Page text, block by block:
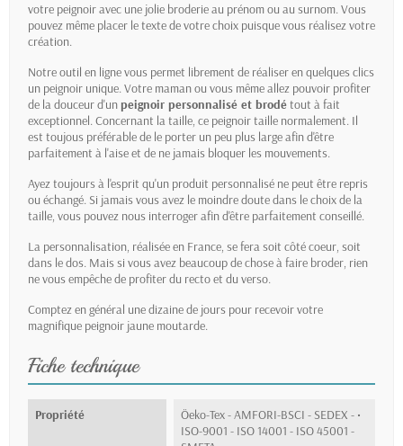
votre peignoir avec une jolie broderie au prénom ou au surnom. Vous
pouvez même placer le texte de votre choix puisque vous réalisez votre
création.
Notre outil en ligne vous permet librement de réaliser en quelques clics
un peignoir unique. Votre maman ou vous même allez pouvoir profiter
de la douceur d'un peignoir personnalisé et brodétout à fait
exceptionnel. Concernant la taille, ce peignoir taille normalement. Il
est toujous préférable de le porter un peu plus large afin d'être
parfaitement à l'aise et de ne jamais bloquer les mouvements.
Ayez toujours à l'esprit qu'un produit personnalisé ne peut être repris
ou échangé. Si jamais vous avez le moindre doute dans le choix de la
taille, vous pouvez nous interroger afin d'être parfaitement conseillé.
La personnalisation, réalisée en France, se fera soit côté coeur, soit
dans le dos. Mais si vous avez beaucoup de chose à faire broder, rien
ne vous empêche de profiter du recto et du verso.
Comptez en général une dizaine de jours pour recevoir votre
magnifique peignoir jaune moutarde.
Fiche technique
Propriété
Öeko-Tex - AMFORI-BSCI - SEDEX - •
ISO-9001 - ISO 14001 - ISO 45001 -